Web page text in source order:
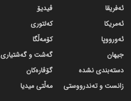
ئەفریقا
ئەمریکا
ئەورووپا
جیهان
دسته‌بندی نشده
زانست و تەندرووستی
ڤیدیۆ
کەلتوری
کۆمەڵگا
گه‌شت و گه‌شتیاری
گۆڤاره‌کان
مەڵتی میدیا